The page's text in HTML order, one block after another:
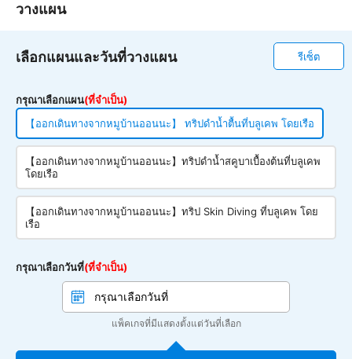
วางแผน
เลือกแผนและวันที่วางแผน รีเซ็ต
กรุณาเลือกแผน(ที่จำเป็น)
【ออกเดินทางจากหมูบ้านออนนะ】 ทริปดำน้ำตื้นที่บลูเคพ โดยเรือ
【ออกเดินทางจากหมูบ้านออนนะ】ทริปดำน้ำสคูบาเบื้องต้นที่บลูเคพ
โดยเรือ
【ออกเดินทางจากหมูบ้านออนนะ】ทริป Skin Diving ที่บลูเคพ โดย
เรือ
กรุณาเลือกวันที่(ที่จำเป็น)
แพ็คเกจที่มีแสดงตั้งแต่วันที่เลือก